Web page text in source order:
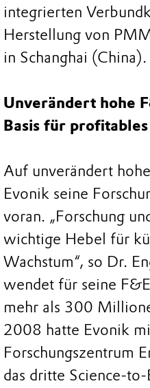
integrierten
Herstellung von
in Schanghai (China).
Unverändert hohe
Basis für
Auf unverändert
Evonik seine
voran. „Forschung
wichtige Hebel für
Wachstum“, so Dr.
wendet für seine
mehr als 300
2008 hatte Evonik
Forschungszentrum
das dritte Science-